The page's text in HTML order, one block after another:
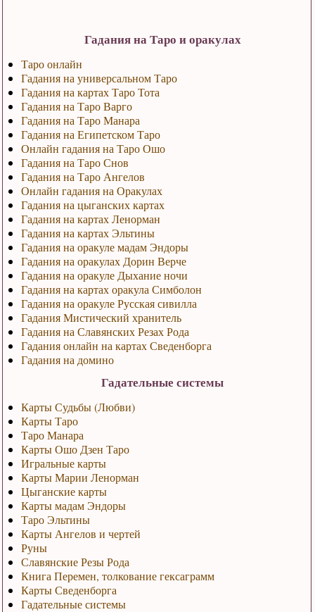
Гадания на Таро и оракулах
Таро онлайн
Гадания на универсальном Таро
Гадания на картах Таро Тота
Гадания на Таро Варго
Гадания на Таро Манара
Гадания на Египетском Таро
Онлайн гадания на Таро Ошо
Гадания на Таро Снов
Гадания на Таро Ангелов
Онлайн гадания на Оракулах
Гадания на цыганских картах
Гадания на картах Ленорман
Гадания на картах Эльтины
Гадания на оракуле мадам Эндоры
Гадания на оракулах Дорин Верче
Гадания на оракуле Дыхание ночи
Гадания на картах оракула Симболон
Гадания на оракуле Русская сивилла
Гадания Мистический хранитель
Гадания на Славянских Резах Рода
Гадания онлайн на картах Сведенборга
Гадания на домино
Гадательные системы
Карты Судьбы (Любви)
Карты Таро
Таро Манара
Карты Ошо Дзен Таро
Игральные карты
Карты Марии Ленорман
Цыганские карты
Карты мадам Эндоры
Таро Эльтины
Карты Ангелов и чертей
Руны
Славянские Резы Рода
Книга Перемен, толкование гексаграмм
Карты Сведенборга
Гадательные системы